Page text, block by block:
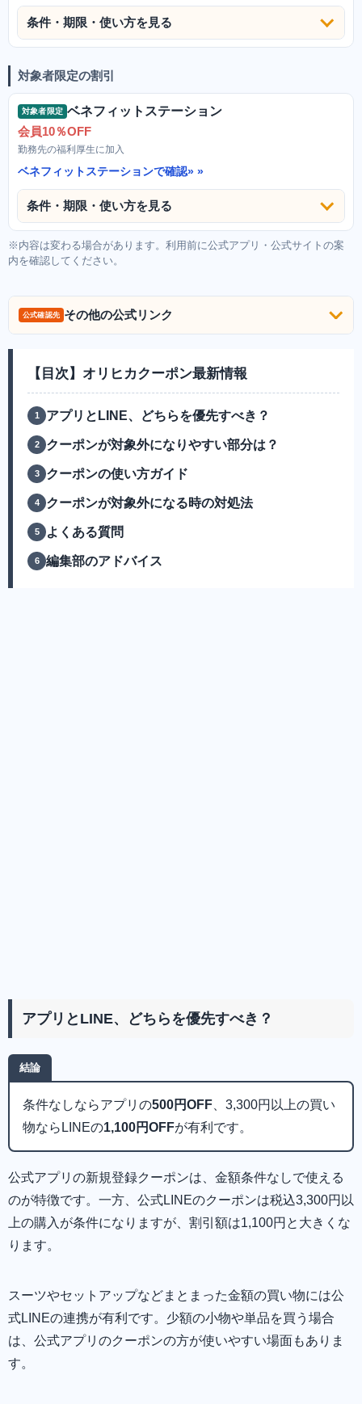
条件・期限・使い方を見る
対象者限定の割引
対象者限定 ベネフィットステーション
会員10％OFF
勤務先の福利厚生に加入
ベネフィットステーションで確認»
条件・期限・使い方を見る
※内容は変わる場合があります。利用前に公式アプリ・公式サイトの案
内を確認してください。
公式確認先 その他の公式リンク
【目次】オリヒカクーポン最新情報
アプリとLINE、どちらを優先すべき？
クーポンが対象外になりやすい部分は？
クーポンの使い方ガイド
クーポンが対象外になる時の対処法
よくある質問
編集部のアドバイス
アプリとLINE、どちらを優先すべき？
結論
条件なしならアプリの500円OFF 、3,300円以上の買い
物ならLINEの1,100円OFFが有利です。
公式アプリの新規登録クーポンは、金額条件なしで使える
のが特徴です。一方、公式LINEのクーポンは税込3,300円以
上の購入が条件になりますが、割引額は1,100円と大きくな
ります。
スーツやセットアップなどまとまった金額の買い物には公
式LINEの連携が有利です。少額の小物や単品を買う場合
は、公式アプリのクーポンの方が使いやすい場面もありま
す。